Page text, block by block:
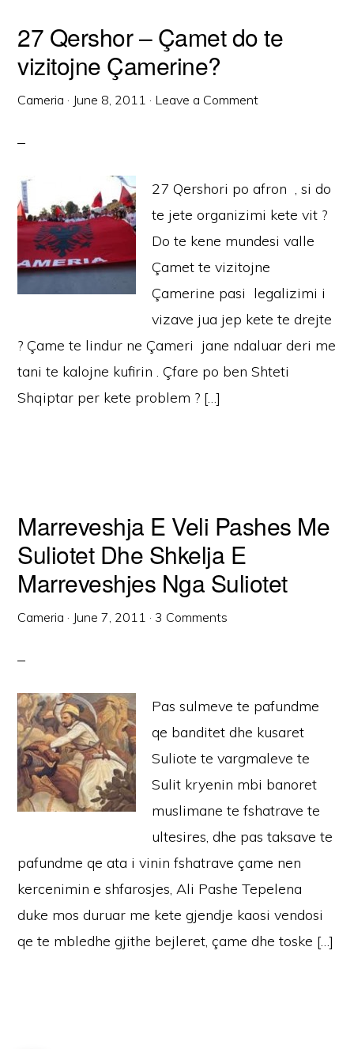
27 Qershor – Çamet do te
vizitojne Çamerine?
Cameria · June 8, 2011 · Leave a Comment
27 Qershori po afron , si do
te jete organizimi kete vit ?
Do te kene mundesi valle
Çamet te vizitojne
Çamerine pasi legalizimi i
vizave jua jep kete te drejte
? Çame te lindur ne Çameri jane ndaluar deri me
tani te kalojne kufirin . Çfare po ben Shteti
Shqiptar per kete problem ? […]
Marreveshja E Veli Pashes Me
Suliotet Dhe Shkelja E
Marreveshjes Nga Suliotet
Cameria · June 7, 2011 · 3 Comments
Pas sulmeve te pafundme
qe banditet dhe kusaret
Suliote te vargmaleve te
Sulit kryenin mbi banoret
muslimane te fshatrave te
ultesires, dhe pas taksave te
pafundme qe ata i vinin fshatrave çame nen
kercenimin e shfarosjes, Ali Pashe Tepelena
duke mos duruar me kete gjendje kaosi vendosi
qe te mbledhe gjithe bejleret, çame dhe toske […]